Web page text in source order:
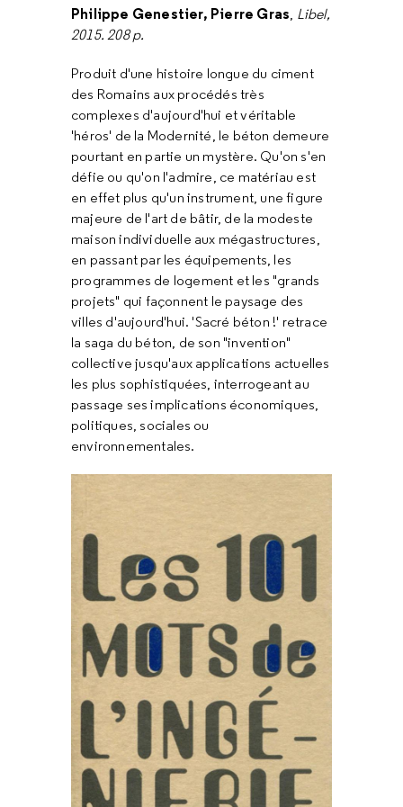
Philippe Genestier, Pierre Gras, Libel,
2015. 208 p.
Produit d'une histoire longue du ciment
des Romains aux procédés très
complexes d'aujourd'hui et véritable
'héros' de la Modernité, le béton demeure
pourtant en partie un mystère. Qu'on s'en
défie ou qu'on l'admire, ce matériau est
en effet plus qu'un instrument, une figure
majeure de l'art de bâtir, de la modeste
maison individuelle aux mégastructures,
en passant par les équipements, les
programmes de logement et les "grands
projets" qui façonnent le paysage des
villes d'aujourd'hui. 'Sacré béton !' retrace
la saga du béton, de son "invention"
collective jusqu'aux applications actuelles
les plus sophistiquées, interrogeant au
passage ses implications économiques,
politiques, sociales ou
environnementales.